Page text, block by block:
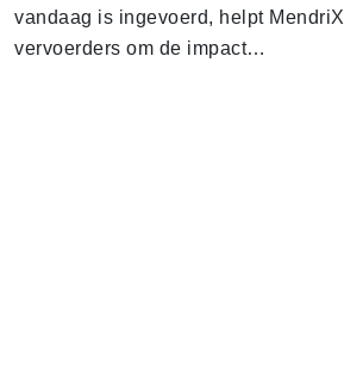
vandaag is ingevoerd, helpt MendriX
vervoerders om de impact…